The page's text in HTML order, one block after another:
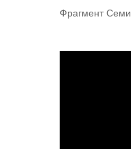
Фрагмент